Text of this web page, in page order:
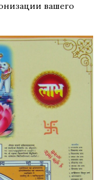
вашего